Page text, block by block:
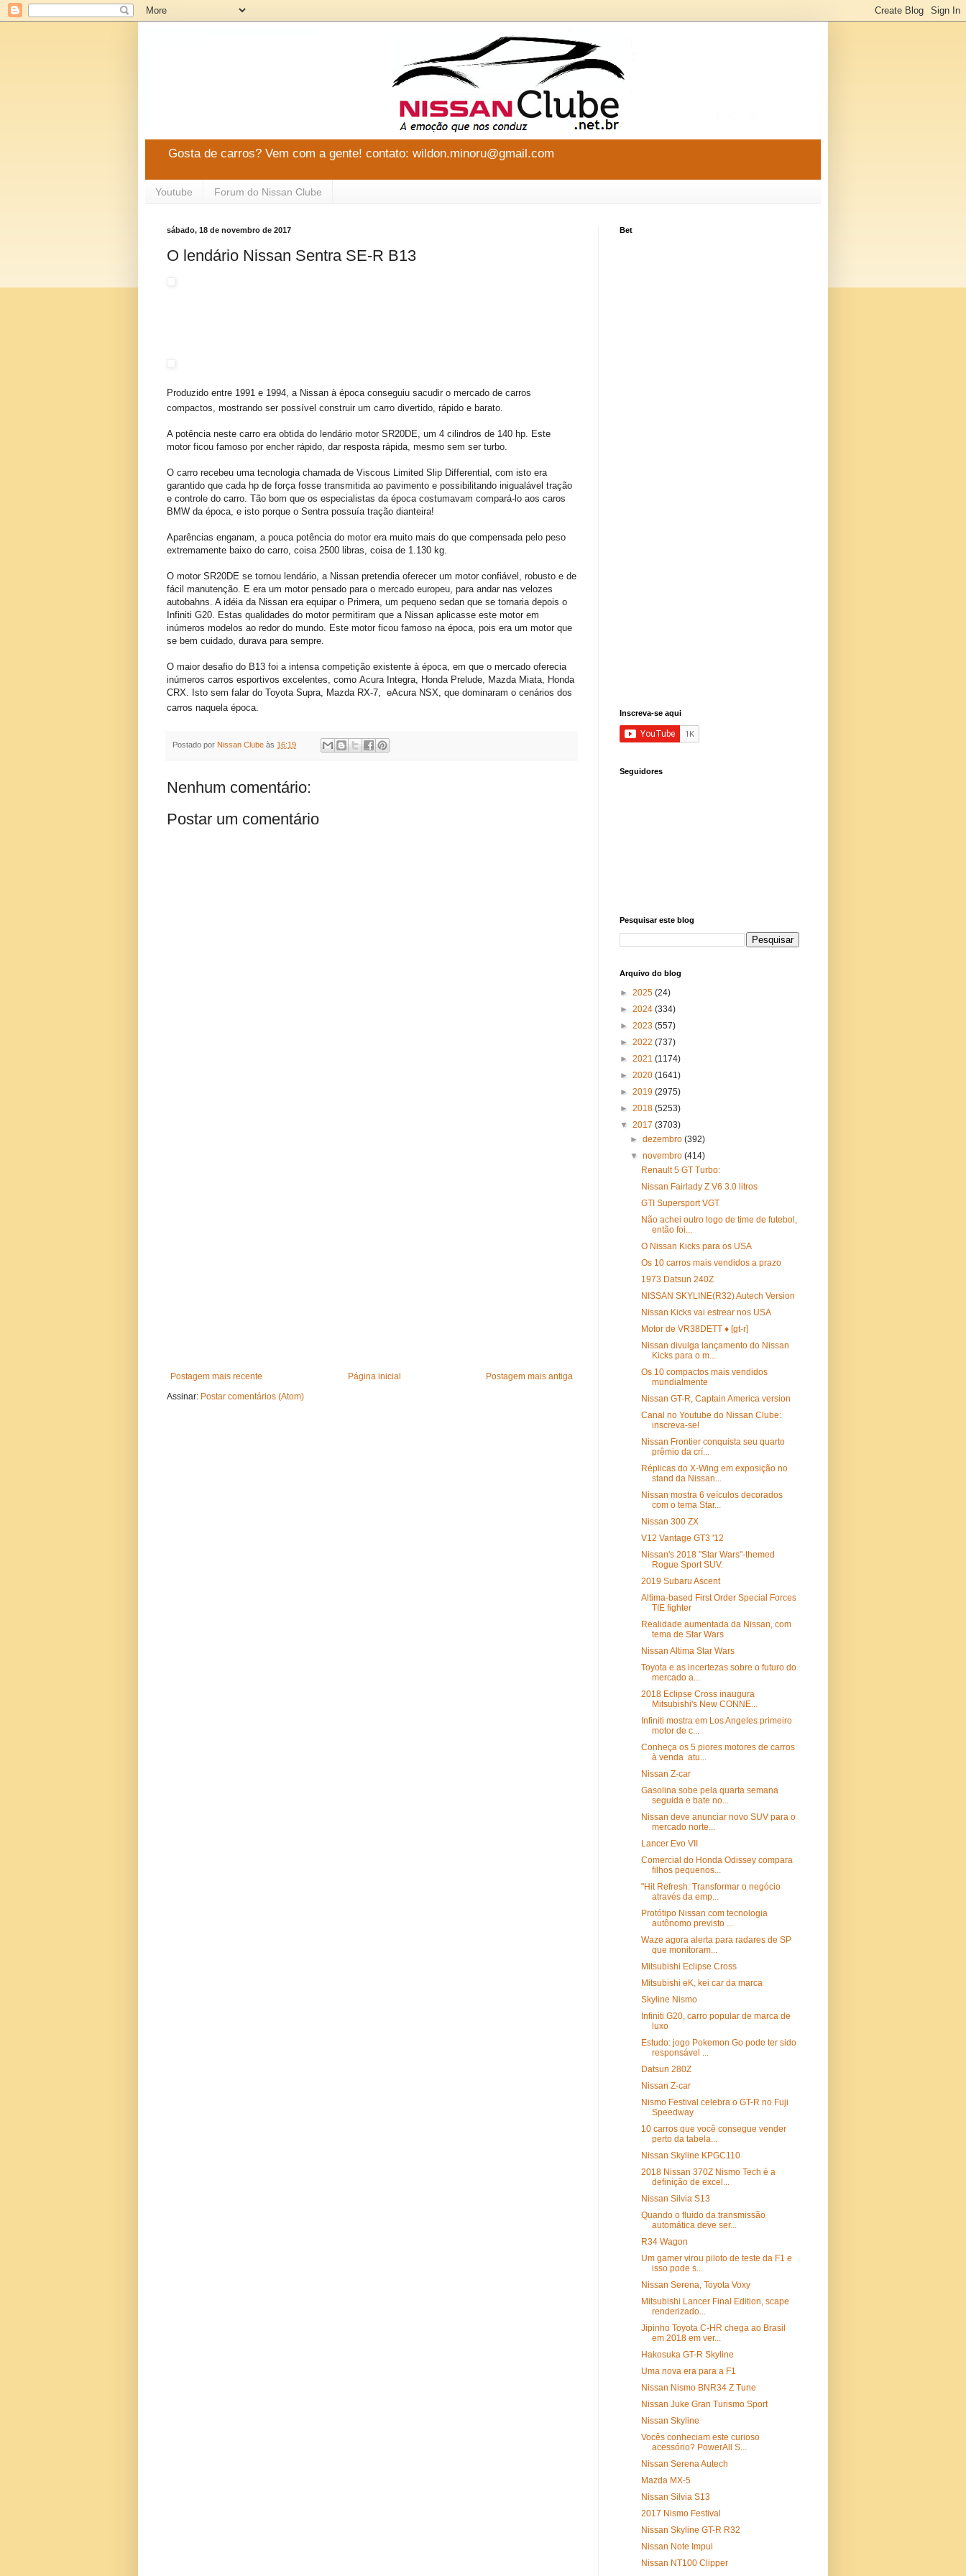
Gosta de carros? Vem com a gente! contato: wildon.minoru@gmail.com
Youtube Forum do Nissan Clube
sábado, 18 de novembro de 2017
O lendário Nissan Sentra SE-R B13
Produzido entre 1991 e 1994, a Nissan à época conseguiu sacudir o mercado de carros
compactos, mostrando ser possível construir um carro divertido, rápido e barato.
A potência neste carro era obtida do lendário motor SR20DE, um 4 cilindros de 140 hp. Este
motor ficou famoso por encher rápido, dar resposta rápida, mesmo sem ser turbo.
O carro recebeu uma tecnologia chamada de Viscous Limited Slip Differential, com isto era
garantido que cada hp de força fosse transmitida ao pavimento e possibilitando inigualável tração
e controle do carro. Tão bom que os especialistas da época costumavam compará-lo aos caros
BMW da época, e isto porque o Sentra possuía tração dianteira!
Aparências enganam, a pouca potência do motor era muito mais do que compensada pelo peso
extremamente baixo do carro, coisa 2500 libras, coisa de 1.130 kg.
O motor SR20DE se tornou lendário, a Nissan pretendia oferecer um motor confiável, robusto e de
fácil manutenção. E era um motor pensado para o mercado europeu, para andar nas velozes
autobahns. A idéia da Nissan era equipar o Primera, um pequeno sedan que se tornaria depois o
Infiniti G20. Estas qualidades do motor permitiram que a Nissan aplicasse este motor em
inúmeros modelos ao redor do mundo. Este motor ficou famoso na época, pois era um motor que
se bem cuidado, durava para sempre.
O maior desafio do B13 foi a intensa competição existente à época, em que o mercado oferecia
inúmeros carros esportivos excelentes, como Acura Integra, Honda Prelude, Mazda Miata, Honda
CRX. Isto sem falar do Toyota Supra, Mazda RX-7, eAcura NSX, que dominaram o cenários dos
carros naquela época.
Postado por Nissan Clube às 16:19
Nenhum comentário:
Postar um comentário
Postagem mais recente Postagem mais antiga
Página inicial
Assinar: Postar comentários (Atom)
Bet
Inscreva-se aqui
Seguidores
Pesquisar este blog
Arquivo do blog
► 2025 (24)
► 2024 (334)
► 2023 (557)
► 2022 (737)
► 2021 (1174)
► 2020 (1641)
► 2019 (2975)
► 2018 (5253)
▼ 2017 (3703)
►dezembro(392)
▼novembro(414)
Renault 5 GT Turbo:
Nissan Fairlady Z V6 3.0 litros
GTI Supersport VGT
Não achei outro logo de time de futebol,
então foi...
O Nissan Kicks para os USA
Os 10 carros mais vendidos a prazo
1973 Datsun 240Z
NISSAN SKYLINE(R32) Autech Version
Nissan Kicks vai estrear nos USA
Motor de VR38DETT ♦ [gt-r]
Nissan divulga lançamento do Nissan
Kicks para o m...
Os 10 compactos mais vendidos
mundialmente
Nissan GT-R, Captain America version
Canal no Youtube do Nissan Clube:
inscreva-se!
Nissan Frontier conquista seu quarto
prêmio da crí...
Réplicas do X-Wing em exposição no
stand da Nissan...
Nissan mostra 6 veículos decorados
com o tema Star...
Nissan 300 ZX
V12 Vantage GT3 '12
Nissan's 2018 "Star Wars"-themed
Rogue Sport SUV.
2019 Subaru Ascent
Altima-based First Order Special Forces
TIE fighter
Realidade aumentada da Nissan, com
tema de Star Wars
Nissan Altima Star Wars
Toyota e as incertezas sobre o futuro do
mercado a...
2018 Eclipse Cross inaugura
Mitsubishi's New CONNE...
Infiniti mostra em Los Angeles primeiro
motor de c...
Conheça os 5 piores motores de carros
à venda atu...
Nissan Z-car
Gasolina sobe pela quarta semana
seguida e bate no...
Nissan deve anunciar novo SUV para o
mercado norte...
Lancer Evo VII
Comercial do Honda Odissey compara
filhos pequenos...
"Hit Refresh: Transformar o negócio
através da emp...
Protótipo Nissan com tecnologia
autônomo previsto ...
Waze agora alerta para radares de SP
que monitoram...
Mitsubishi Eclipse Cross
Mitsubishi eK, kei car da marca
Skyline Nismo
Infiniti G20, carro popular de marca de
luxo
Estudo: jogo Pokemon Go pode ter sido
responsável ...
Datsun 280Z
Nissan Z-car
Nismo Festival celebra o GT-R no Fuji
Speedway
10 carros que você consegue vender
perto da tabela...
Nissan Skyline KPGC110
2018 Nissan 370Z Nismo Tech é a
definição de excel...
Nissan Silvia S13
Quando o fluido da transmissão
automática deve ser...
R34 Wagon
Um gamer virou piloto de teste da F1 e
isso pode s...
Nissan Serena, Toyota Voxy
Mitsubishi Lancer Final Edition, scape
renderizado...
Jipinho Toyota C-HR chega ao Brasil
em 2018 em ver...
Hakosuka GT-R Skyline
Uma nova era para a F1
Nissan Nismo BNR34 Z Tune
Nissan Juke Gran Turismo Sport
Nissan Skyline
Vocês conheciam este curioso
acessório? PowerAll S...
Nissan Serena Autech
Mazda MX-5
Nissan Silvia S13
2017 Nismo Festival
Nissan Skyline GT-R R32
Nissan Note Impul
Nissan NT100 Clipper